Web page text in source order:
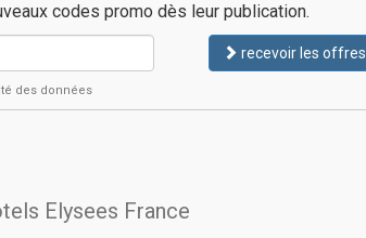
codes promo dès leur publication.
recevoir les offres
des données
Elysees France